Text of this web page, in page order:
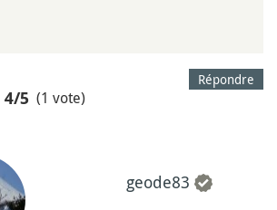
Répondre
4/5 (1 vote)
geode83